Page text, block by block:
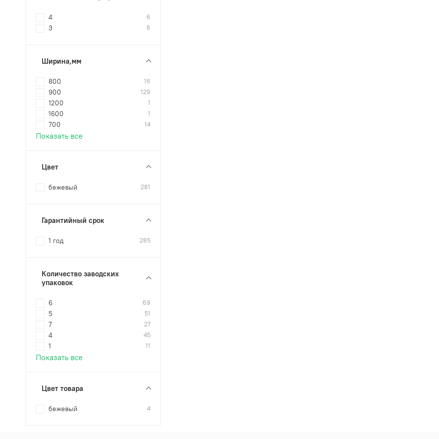
4 6
3 6
Ширина,мм
800 16
900 129
1200 1
1600 1
700 14
Показать все
Цвет
бежевый 281
Гарантийный срок
1 год 285
Количество заводских
упаковок
6 69
5 51
7 27
4 45
1 11
Показать все
Цвет товара
бежевый 4